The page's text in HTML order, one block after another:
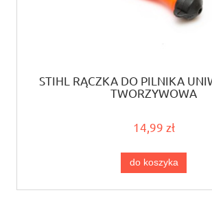
STIHL RĄCZKA DO PILNIKA
TWORZYWOWA
14,99 zł
do koszyka